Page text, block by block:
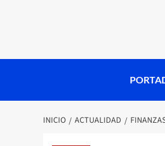
INICIO ACTUALIDAD